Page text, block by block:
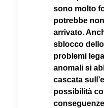
sono molto
potrebbe
arrivato.
sblocco
problemi
anomali si
cascata
possibilità